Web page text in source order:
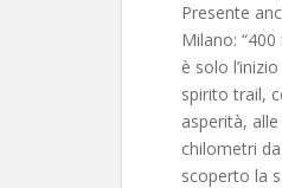
Presente
Milano:
è solo
spirito trail,
asperità,
chilometri
scoperto la